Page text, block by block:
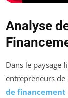
Analyse
Dans le paysage
entrepreneurs
de financement